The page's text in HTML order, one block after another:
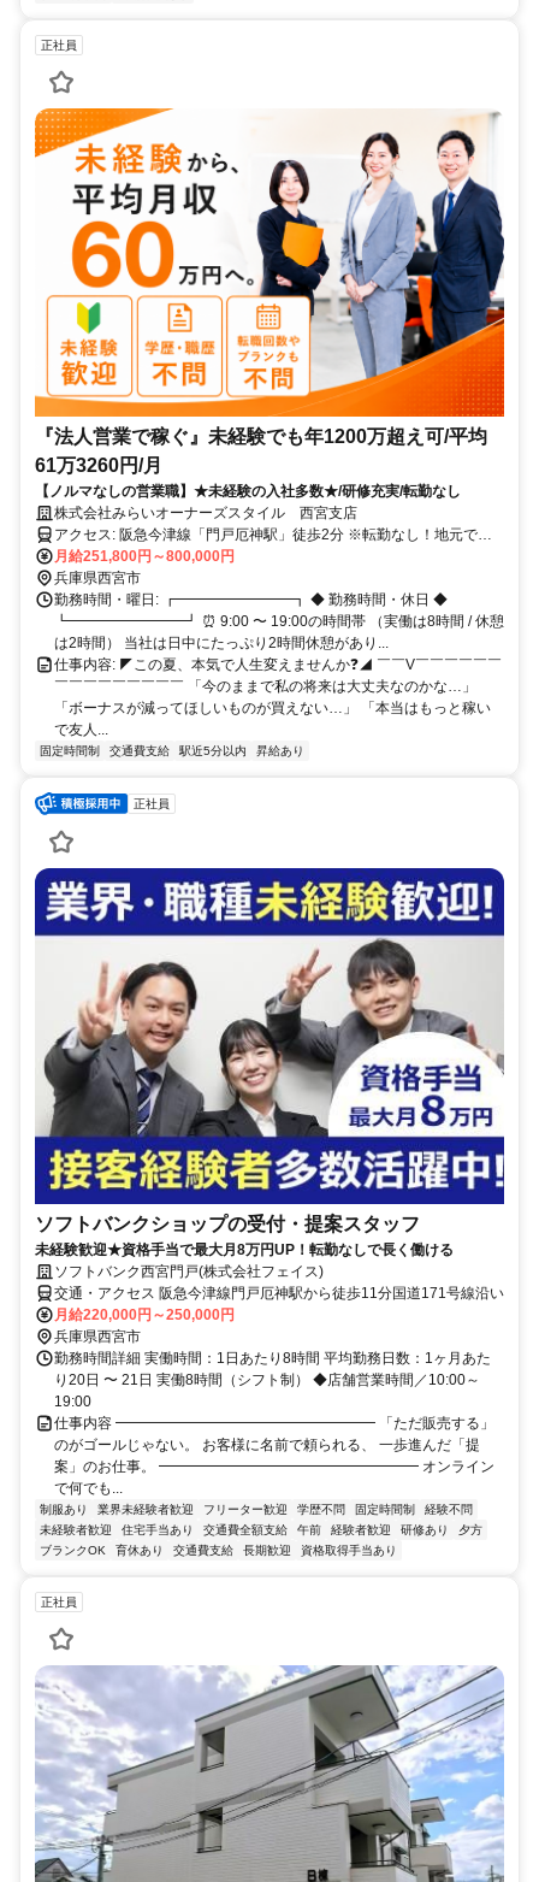
正社員
『法人営業で稼ぐ』未経験でも年1200万超え可/平均
61万3260円/月
【ノルマなしの営業職】★未経験の入社多数★/研修充実/転勤なし
株式会社みらいオーナーズスタイル 西宮支店
アクセス: 阪急今津線「門戸厄神駅」徒歩2分 ※転勤なし！地元で稼
げます！
月給251,800円～800,000円
兵庫県西宮市
勤務時間・曜日: ┏━━━━━━━━┓ ◆ 勤務時間・休日 ◆
┗━━━━━━━━┛ ⏰ 9:00 〜 19:00の時間帯 （実働は8時間 / 休憩
は2時間） 当社は日中にたっぷり2時間休憩があり...
仕事内容: ◤この夏、本気で人生変えませんか❓◢ ￣￣V￣￣￣￣￣￣
￣￣￣￣￣￣￣￣￣ 「今のままで私の将来は大丈夫なのかな…」
「ボーナスが減ってほしいものが買えない…」 「本当はもっと稼い
で友人...
固定時間制 交通費支給 駅近5分以内 昇給あり
正社員
ソフトバンクショップの受付・提案スタッフ
未経験歓迎★資格手当で最大月8万円UP！転勤なしで長く働ける
ソフトバンク西宮門戸(株式会社フェイス)
交通・アクセス 阪急今津線門戸厄神駅から徒歩11分国道171号線沿い
月給220,000円～250,000円
兵庫県西宮市
勤務時間詳細 実働時間：1日あたり8時間 平均勤務日数：1ヶ月あた
り20日 〜 21日 実働8時間（シフト制） ◆店舗営業時間／10:00～
19:00
仕事内容 ━━━━━━━━━━━━━━━━━━ 「ただ販売する」
のがゴールじゃない。 お客様に名前で頼られる、 一歩進んだ「提
案」のお仕事。 ━━━━━━━━━━━━━━━━━━ オンライン
で何でも...
制服あり 業界未経験者歓迎 フリーター歓迎 学歴不問 固定時間制
経験不問
未経験者歓迎
住宅手当あり 交通費全額支給 午前 経験者歓迎 研修あり
夕方
ブランクOK
育休あり 交通費支給 長期歓迎 資格取得手当あり
正社員